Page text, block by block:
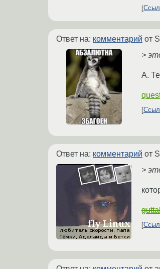
Ответ на: комментарий от
>
А.
Ответ на: комментарий от
>